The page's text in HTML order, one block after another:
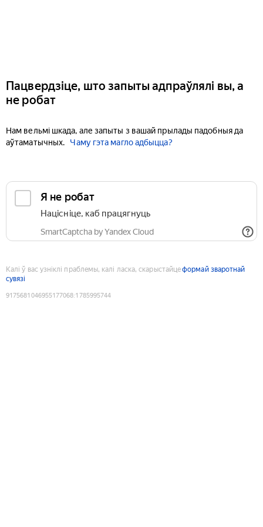
Пацвердзіце, што запыты адпраўлялі вы, а
не робат
Нам вельмі шкада, але запыты з вашай прылады падобныя да
аўтаматычных.
Чаму гэта магло адбыцца?
Я не робат
Націсніце, каб працягнуць
SmartCaptcha by Yandex Cloud
Калі ў вас узніклі праблемы, калі ласка, скарыстайцеформай зваротнай
сувязі
9175681046955177068:1785995744